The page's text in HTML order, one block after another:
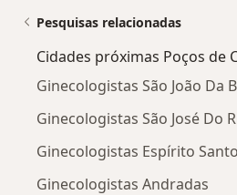
Pesquisas relacionadas
Cidades próximas Poços de
Ginecologistas São João Da
Ginecologistas São José Do
Ginecologistas Espírito
Ginecologistas Andradas